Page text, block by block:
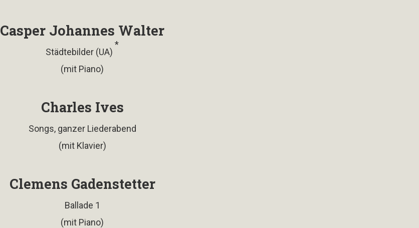
Casper Johannes Walter
Städtebilder (UA)
*
(mit Piano)
Charles Ives
Songs, ganzer Liederabend
(mit Klavier)
Clemens Gadenstetter
Ballade 1
(mit Piano)